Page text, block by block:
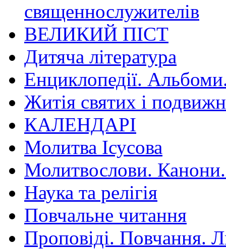
священнослужителів
ВЕЛИКИЙ ПІСТ
Дитяча література
Енциклопедії.
Житія святих і
КАЛЕНДАРІ
Молитва Ісусова
Молитвослови.
Наука та релігія
Повчальне читання
Проповіді. Повчання.